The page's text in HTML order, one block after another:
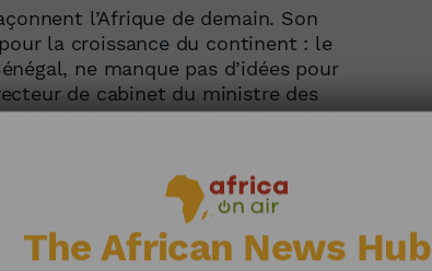
l’Afrique de demain. Son
la croissance du continent : le
ne manque pas d’idées pour
de cabinet du ministre des
du jour. / Un collectif musical
Europe. Focus sur le groupe
de serpents les Keiras en
menacées par les reptiles survit
The African News Hub